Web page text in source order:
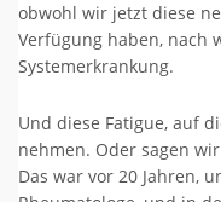
obwohl wir jetzt diese
Verfügung haben, nach
Systemerkrankung.
Und diese Fatigue, auf
nehmen. Oder sagen
Das war vor 20 Jahren,